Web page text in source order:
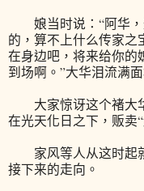
娘当时说：“阿华，
的，算不上什么传家之
在身边吧，将来给你的
到场啊。”大华泪流满
大家惊讶这个褚大华
在光天化日之下，贩卖
家风等人从这时起
接下来的走向。